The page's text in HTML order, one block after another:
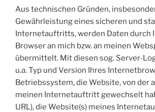
Aus technischen Gründen,
Gewährleistung eines sicheren und
Internetauftritts, werden Daten durch
Browser an mich bzw. an meinen
übermittelt. Mit diesen sog. Server-
u.a. Typ und Version Ihres
Betriebssystem, die Website, von der
meinen Internetauftritt gewechselt
URL), die Website(s) meines